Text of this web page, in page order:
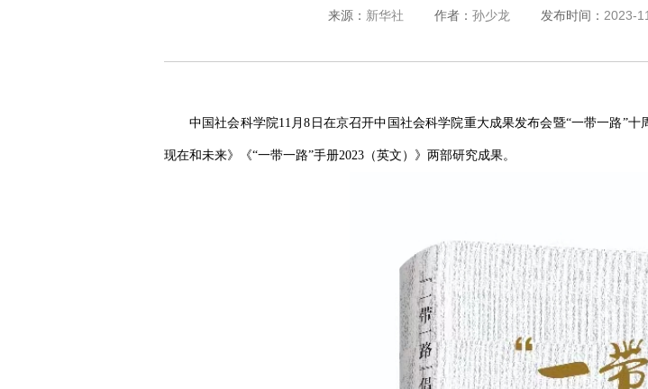
来源： 新华社 作者： 孙少龙 发布时间： 2023-
中国社会科学院11月8日在京召开中国社会科学院重大成果发布会暨“一带一路”
现在和未来》《“一带一路”手册2023（英文）》两部研究成果。